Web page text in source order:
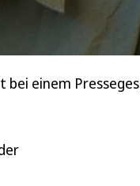
bei einem